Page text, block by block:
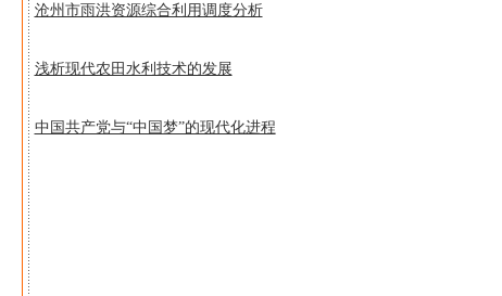
沧州市雨洪资源综合利用调度分析
浅析现代农田水利技术的发展
中国共产党与“中国梦”的现代化进程